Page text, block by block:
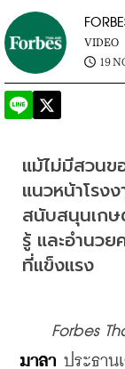
VIDEO
19
แม้ไม่มีสวนข
แนวหน้าโรง
สนับสนุนเก
รู้ และอำนว
ที่แข็งแรง
Forbes
มาลา ประธาน